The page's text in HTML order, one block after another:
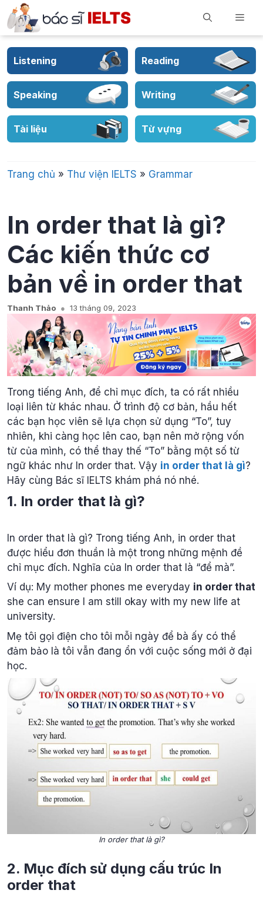
Skip
to
content
Listening Reading
Speaking Writing
Tài liệu Từ vựng
Trang chủ » Thư viện IELTS » Grammar
In order that là gì?
Các kiến thức cơ
bản về in order that
Thanh Thảo 13 tháng 09, 2023
Trong tiếng Anh, để chỉ mục đích, ta có rất nhiều
loại liên từ khác nhau. Ở trình độ cơ bản, hầu hết
các bạn học viên sẽ lựa chọn sử dụng “To”, tuy
nhiên, khi càng học lên cao, bạn nên mở rộng vốn
từ của mình, có thể thay thế “To” bằng một số từ
ngữ khác như In order that. Vậy in order that là gì?
Hãy cùng Bác sĩ IELTS khám phá nó nhé.
1. In order that là gì?
In order that là gì? Trong tiếng Anh, in order that
được hiểu đơn thuần là một trong những mệnh đề
chỉ mục đích. Nghĩa của In order that là “để mà”.
Ví dụ: My mother phones me everyday in order that
she can ensure I am still okay with my new life at
university.
Mẹ tôi gọi điện cho tôi mỗi ngày để bà ấy có thể
đảm bảo là tôi vẫn đang ổn với cuộc sống mới ở đại
học.
In order that là gì?
2. Mục đích sử dụng cấu trúc In
order that